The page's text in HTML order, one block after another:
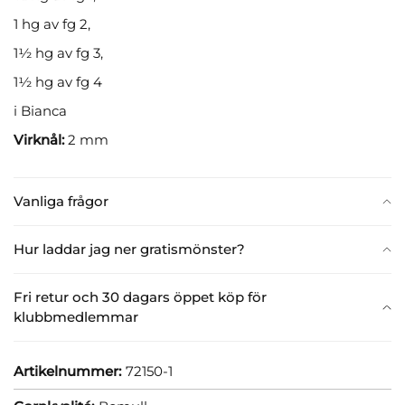
Vanliga frågor
Hur laddar jag ner gratismönster?
Fri retur och 30 dagars öppet köp för
klubbmedlemmar
1 hg av fg 2,
1½ hg av fg 3,
1½ hg av fg 4
i Bianca
Virknål:2 mm
Artikelnummer: 72150-1